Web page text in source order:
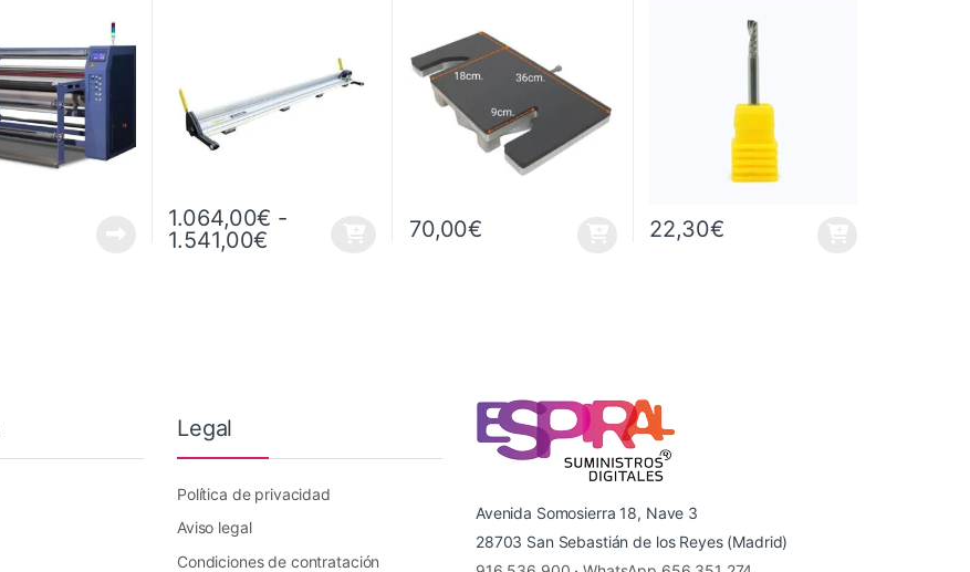
1.064,00€ -
1.541,00€ Rango de precios: desde 1.064,00€ hasta 1.541,00€
Este producto tiene múltiples variantes. Las opciones se pueden elegir en la página de producto
70,00€ 22,30€
Legal
Política de privacidad
Aviso legal
Condiciones de contratación
Avenida Somosierra 18, Nave 3
28703 San Sebastián de los Reyes (Madrid)